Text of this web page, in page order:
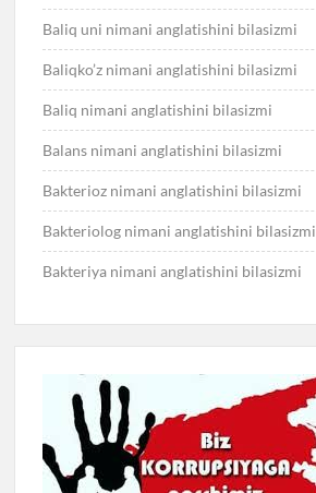
Baliq uni nimani anglatishini bilasizmi
Baliqko’z nimani anglatishini bilasizmi
Baliq nimani anglatishini bilasizmi
Balans nimani anglatishini bilasizmi
Bakterioz nimani anglatishini bilasizmi
Bakteriolog nimani anglatishini bilasizmi
Bakteriya nimani anglatishini bilasizmi